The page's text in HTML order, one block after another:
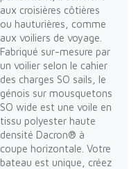
aux croisières côtières
ou hauturières, comme
aux voiliers de voyage.
Fabriqué sur-mesure par
un voilier selon le cahier
des charges SO sails, le
génois sur mousquetons
SO wide est une voile en
tissu polyester haute
densité Dacron® à
coupe horizontale. Votre
bateau est unique, créez